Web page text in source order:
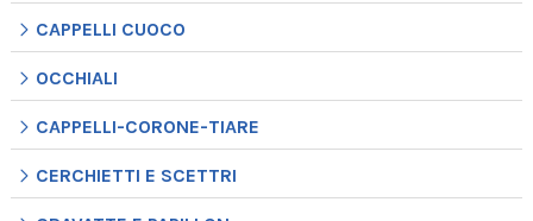
CAPPELLI CUOCO
OCCHIALI
CAPPELLI-CORONE-TIARE
CERCHIETTI E SCETTRI